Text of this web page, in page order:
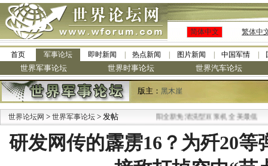
简体中文 繁体中
首页 军事论坛 即时新闻 热点新闻 图片新闻 中国军情
世界军事论坛 世界时事论坛 世界汽车论坛
版主： 黑木崖
世界论坛网 > 世界军事论坛 > 发帖 九阳全新免清洗型豆浆机 全美最低
研发网传的霹雳16？为歼20等